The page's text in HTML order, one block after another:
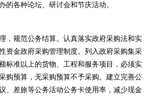
的各种论坛、研讨会和节庆活动。
，规范公务结算。认真落实政府采购法和实
资金政府采购管理制度。列入政府采购集采
标准以上的货物、工程和服务项目，必须实
购预算，无采购预算不予采购。建立完善公
、差旅等公务活动公务卡使用率，减少现金